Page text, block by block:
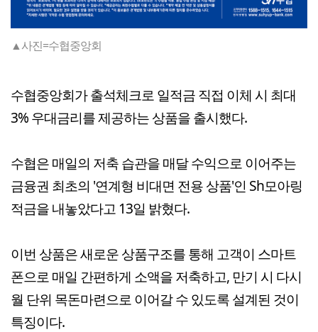
▲사진=수협중앙회
수협중앙회가 출석체크로 일적금 직접 이체 시 최대
3% 우대금리를 제공하는 상품을 출시했다.
수협은 매일의 저축 습관을 매달 수익으로 이어주는
금융권 최초의 '연계형 비대면 전용 상품'인 Sh모아링
적금을 내놓았다고 13일 밝혔다.
이번 상품은 새로운 상품구조를 통해 고객이 스마트
폰으로 매일 간편하게 소액을 저축하고, 만기 시 다시
월 단위 목돈마련으로 이어갈 수 있도록 설계된 것이
특징이다.